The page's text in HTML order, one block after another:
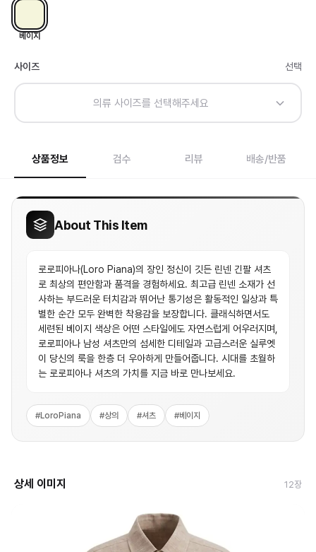
베이지
사이즈 선택
의류 사이즈를 선택해주세요
상품정보 검수 리뷰 배송/반품
About This Item
로로피아나(Loro Piana)의 장인 정신이 깃든 린넨 긴팔 셔츠
로 최상의 편안함과 품격을 경험하세요. 최고급 린넨 소재가 선
사하는 부드러운 터치감과 뛰어난 통기성은 활동적인 일상과 특
별한 순간 모두 완벽한 착용감을 보장합니다. 클래식하면서도
세련된 베이지 색상은 어떤 스타일에도 자연스럽게 어우러지며,
로로피아나 남성 셔츠만의 섬세한 디테일과 고급스러운 실루엣
이 당신의 룩을 한층 더 우아하게 만들어줍니다. 시대를 초월하
는 로로피아나 셔츠의 가치를 지금 바로 만나보세요.
#LoroPiana #상의 #셔츠 #베이지
상세 이미지 12장